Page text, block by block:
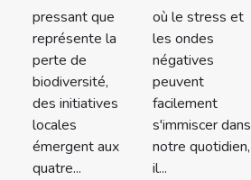
pressant que
représente la
perte de
biodiversité,
des initiatives
locales
émergent aux
quatre...
où le stress et
les ondes
négatives
peuvent
facilement
s'immiscer dans
notre quotidien,
il...